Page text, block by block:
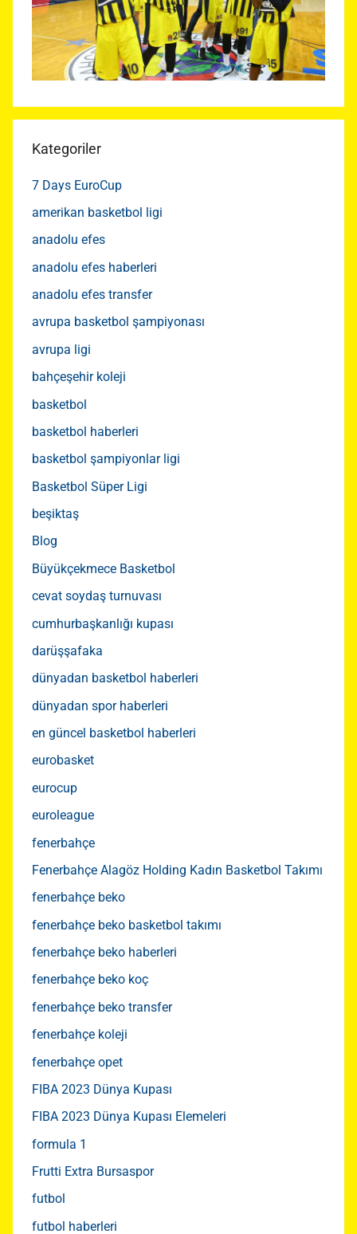
Kategoriler
7 Days EuroCup
amerikan basketbol ligi
anadolu efes
anadolu efes haberleri
anadolu efes transfer
avrupa basketbol şampiyonası
avrupa ligi
bahçeşehir koleji
basketbol
basketbol haberleri
basketbol şampiyonlar ligi
Basketbol Süper Ligi
beşiktaş
Blog
Büyükçekmece Basketbol
cevat soydaş turnuvası
cumhurbaşkanlığı kupası
darüşşafaka
dünyadan basketbol haberleri
dünyadan spor haberleri
en güncel basketbol haberleri
eurobasket
eurocup
euroleague
fenerbahçe
Fenerbahçe Alagöz Holding Kadın Basketbol Takımı
fenerbahçe beko
fenerbahçe beko basketbol takımı
fenerbahçe beko haberleri
fenerbahçe beko koç
fenerbahçe beko transfer
fenerbahçe koleji
fenerbahçe opet
FIBA 2023 Dünya Kupası
FIBA 2023 Dünya Kupası Elemeleri
formula 1
Frutti Extra Bursaspor
futbol
futbol haberleri